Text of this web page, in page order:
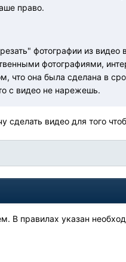
право.
фотографии из
фотографиями,
что она была сделана в
с видео не нарежешь.
сделать видео для того
В правилах указан